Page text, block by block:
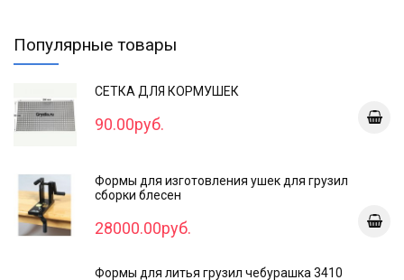
Популярные товары
СЕТКА ДЛЯ КОРМУШЕК
90.00руб.
Формы для изготовления ушек для грузил
сборки блесен
28000.00руб.
Формы для литья грузил чебурашка 3410